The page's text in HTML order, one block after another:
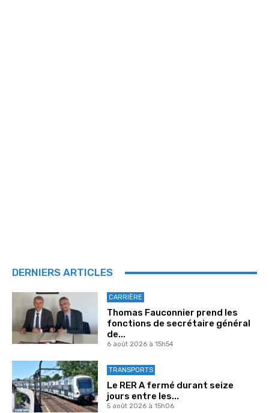
DERNIERS ARTICLES
CARRIÈRE
Thomas Fauconnier prend les
fonctions de secrétaire général
de...
6 août 2026 à 15h54
TRANSPORTS
Le RER A fermé durant seize
jours entre les...
5 août 2026 à 15h06